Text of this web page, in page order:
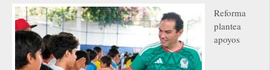
Reforma
plantea
apoyos